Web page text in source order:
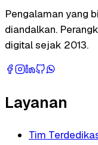
Pengalaman yang
diandalkan.
digital sejak 2013.
Layanan
Tim